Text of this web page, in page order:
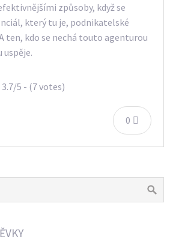
způsoby, když se
který tu je, podnikatelské
ten, kdo se nechá touto agenturou
3.7/5 - (7 votes)
0